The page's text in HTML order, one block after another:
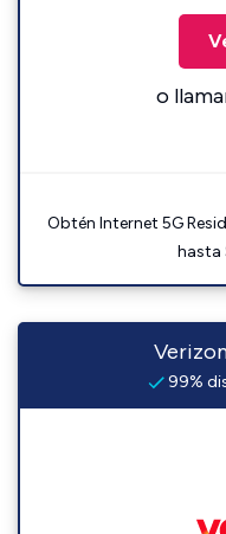
o
Obtén Internet 5G
hasta
99%